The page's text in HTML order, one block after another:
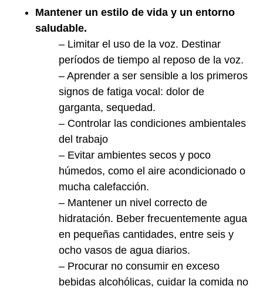
Mantener un estilo de vida y un entorno
saludable.
– Limitar el uso de la voz. Destinar
períodos de tiempo al reposo de la voz.
– Aprender a ser sensible a los primeros
signos de fatiga vocal: dolor de
garganta, sequedad.
– Controlar las condiciones ambientales
del trabajo
– Evitar ambientes secos y poco
húmedos, como el aire acondicionado o
mucha calefacción.
– Mantener un nivel correcto de
hidratación. Beber frecuentemente agua
en pequeñas cantidades, entre seis y
ocho vasos de agua diarios.
– Procurar no consumir en exceso
bebidas alcohólicas, cuidar la comida no